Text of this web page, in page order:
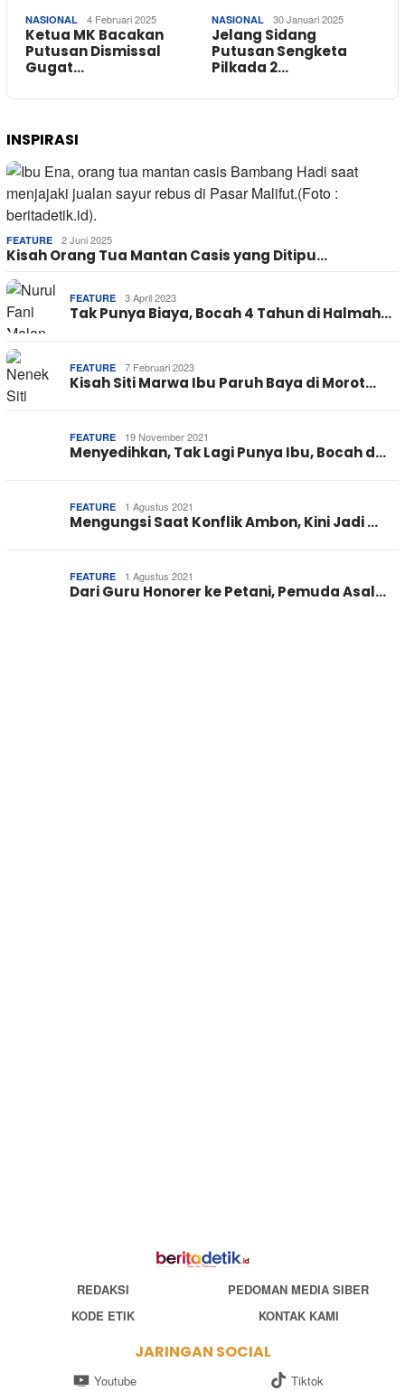
NASIONAL 4 Februari 2025
Ketua MK Bacakan
Putusan Dismissal
Gugat…
NASIONAL 30 Januari 2025
Jelang Sidang
Putusan Sengketa
Pilkada 2…
INSPIRASI
FEATURE 2 Juni 2025
Kisah Orang Tua Mantan Casis yang Ditipu…
FEATURE 3 April 2023
Tak Punya Biaya, Bocah 4 Tahun di Halmah…
FEATURE 7 Februari 2023
Kisah Siti Marwa Ibu Paruh Baya di Morot…
FEATURE 19 November 2021
Menyedihkan, Tak Lagi Punya Ibu, Bocah d…
FEATURE 1 Agustus 2021
Mengungsi Saat Konflik Ambon, Kini Jadi …
FEATURE 1 Agustus 2021
Dari Guru Honorer ke Petani, Pemuda Asal…
REDAKSI
PEDOMAN MEDIA SIBER
KODE ETIK
KONTAK KAMI
JARINGAN SOCIAL
Youtube Tiktok